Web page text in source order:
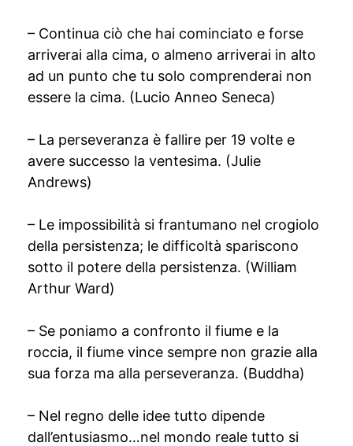
– Continua ciò che hai cominciato e forse
arriverai alla cima, o almeno arriverai in alto
ad un punto che tu solo comprenderai non
essere la cima. (Lucio Anneo Seneca)
– La perseveranza è fallire per 19 volte e
avere successo la ventesima. (Julie
Andrews)
– Le impossibilità si frantumano nel crogiolo
della persistenza; le difficoltà spariscono
sotto il potere della persistenza. (William
Arthur Ward)
– Se poniamo a confronto il fiume e la
roccia, il fiume vince sempre non grazie alla
sua forza ma alla perseveranza. (Buddha)
– Nel regno delle idee tutto dipende
dall’entusiasmo…nel mondo reale tutto si